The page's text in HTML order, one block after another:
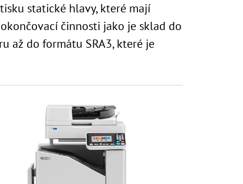
statické hlavy, které mají
činnosti jako je sklad do
až do formátu SRA3, které je